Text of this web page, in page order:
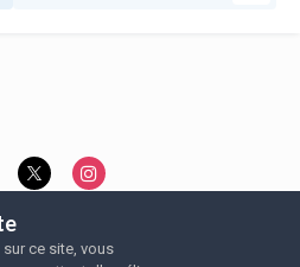
Politique de confidentialité
Nous contacter
ce site, vous